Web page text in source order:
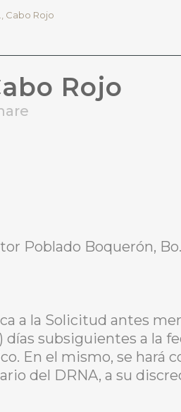
Cabo Rojo
Rojo
Poblado Boquerón, Bo.
a la Solicitud antes
subsiguientes a la
En el mismo, se hará
del DRNA, a su